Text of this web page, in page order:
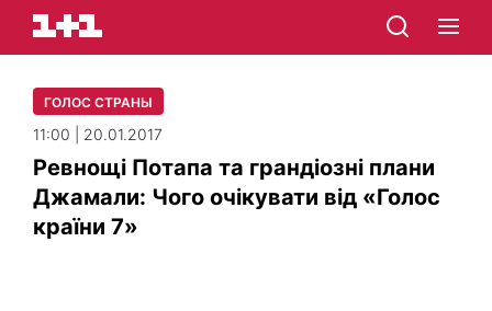
ГОЛОС СТРАНЫ
11:00 | 20.01.2017
Ревнощі Потапа та грандіозні плани
Джамали: Чого очікувати від «Голос
країни 7»